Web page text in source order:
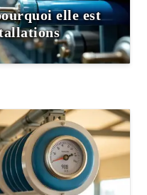
elle est